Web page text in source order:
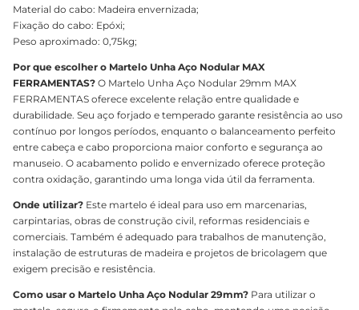
Material do cabo: Madeira envernizada;
Fixação do cabo: Epóxi;
Peso aproximado: 0,75kg;
Por que escolher o Martelo Unha Aço Nodular MAX
FERRAMENTAS? O Martelo Unha Aço Nodular 29mm MAX
FERRAMENTAS oferece excelente relação entre qualidade e
durabilidade. Seu aço forjado e temperado garante resistência ao uso
contínuo por longos períodos, enquanto o balanceamento perfeito
entre cabeça e cabo proporciona maior conforto e segurança ao
manuseio. O acabamento polido e envernizado oferece proteção
contra oxidação, garantindo uma longa vida útil da ferramenta.
Onde utilizar? Este martelo é ideal para uso em marcenarias,
carpintarias, obras de construção civil, reformas residenciais e
comerciais. Também é adequado para trabalhos de manutenção,
instalação de estruturas de madeira e projetos de bricolagem que
exigem precisão e resistência.
Como usar o Martelo Unha Aço Nodular 29mm? Para utilizar o